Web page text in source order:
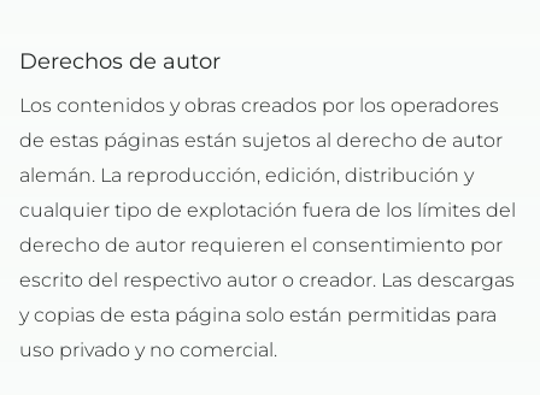
Derechos de autor
Los contenidos y obras creados por los operadores
de estas páginas están sujetos al derecho de autor
alemán. La reproducción, edición, distribución y
cualquier tipo de explotación fuera de los límites del
derecho de autor requieren el consentimiento por
escrito del respectivo autor o creador. Las descargas
y copias de esta página solo están permitidas para
uso privado y no comercial.